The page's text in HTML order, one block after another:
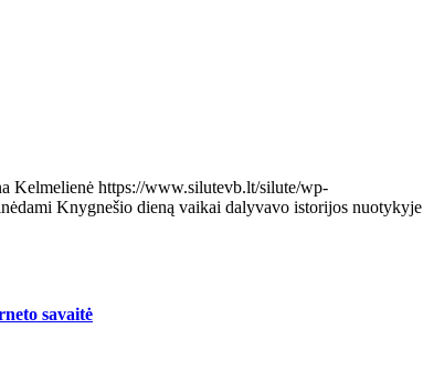
Kelmelienė https://www.silutevb.lt/silute/wp-
Knygnešio dieną vaikai dalyvavo istorijos nuotykyje
savaitė